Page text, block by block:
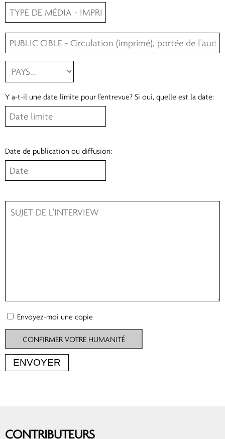
Y a-t-il une date limite pour l'entrevue? Si oui, quelle est la date:
Date de publication ou diffusion:
Envoyez-moi une copie
CONFIRMER VOTRE HUMANITÉ
CONTRIBUTEURS